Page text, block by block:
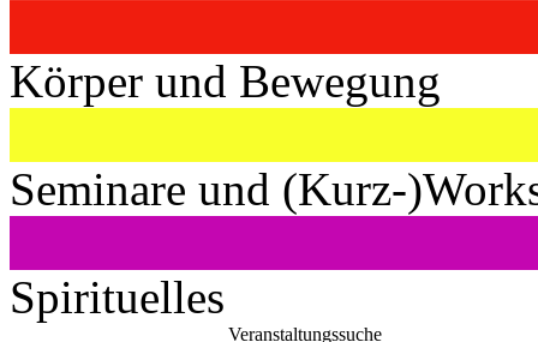
Körper und Bewegung
Seminare und (Kurz-
Spirituelles
Veranstaltungssuche